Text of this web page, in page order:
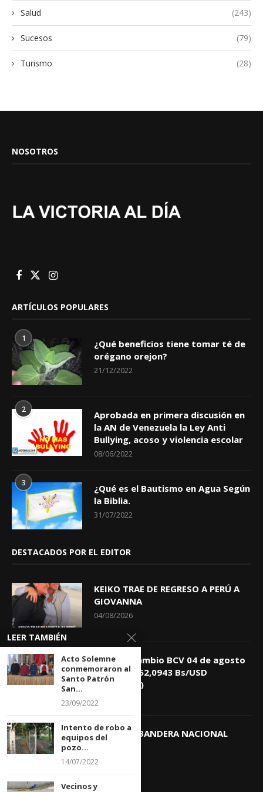
Salud (243)
Sucesos (79)
Turismo (28)
NOSOTROS
ARTÍCULOS POPULARES
1
¿Qué beneficios tiene tomar té de
orégano orejon?
21/12/2022
2
Aprobada en primera discusión en
la AN de Venezuela la Ley Anti
Bullying, acoso y violencia escolar
08/06/2022
3
¿Qué es el Bautismo en Agua Según
la Biblia.
31/07/2022
DESTACADOS POR EL EDITOR
KEIKO TRAE DE REGRESO A PERÚ A
GIOVANNA
04/08/2026
Tasa de Cambio BCV 04 de agosto
de 2026: 752,0943 Bs/USD
(+0,4418%)
04/08/2026
DIA DE LA BANDERA NACIONAL
LEER TAMBIÉN
Acto Solemne
conmemoraron al
Santo Patrón
San...
23/09/2022
Intento de robo a
equipos del
pozo...
14/07/2022
Vecinos y